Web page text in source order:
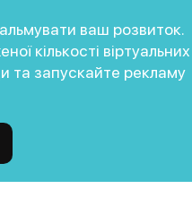
ваш розвиток.
кількості віртуальних
та запускайте рекламу